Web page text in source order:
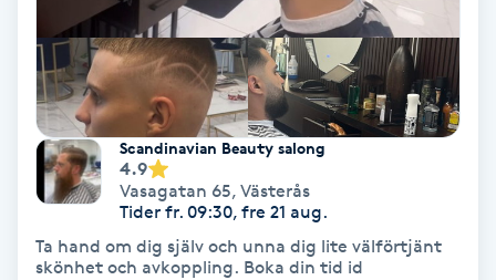
Torr hårbotten
Torrborstning
Triggerpunktsmassage
Trådning
Scandinavian Beauty salong
4.9
Vasagatan 65, Västerås
Tider fr. 09:30, fre 21 aug.
Ta hand om dig själv och unna dig lite välförtjänt
skönhet och avkoppling. Boka din tid id